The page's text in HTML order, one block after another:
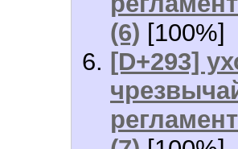
(6) [100%]
[D+293]